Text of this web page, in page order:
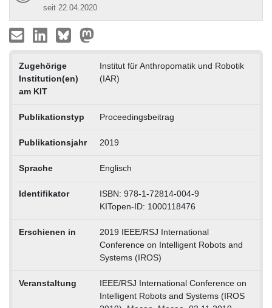
seit 22.04.2020
Zugehörige
Institution(en)
am KIT
Institut für Anthropomatik und Robotik
(IAR)
Publikationstyp Proceedingsbeitrag
Publikationsjahr 2019
Sprache Englisch
Identifikator
ISBN: 978-1-72814-004-9
KITopen-ID: 1000118476
Erschienen in
2019 IEEE/RSJ International
Conference on Intelligent Robots and
Systems (IROS)
Veranstaltung
IEEE/RSJ International Conference on
Intelligent Robots and Systems (IROS